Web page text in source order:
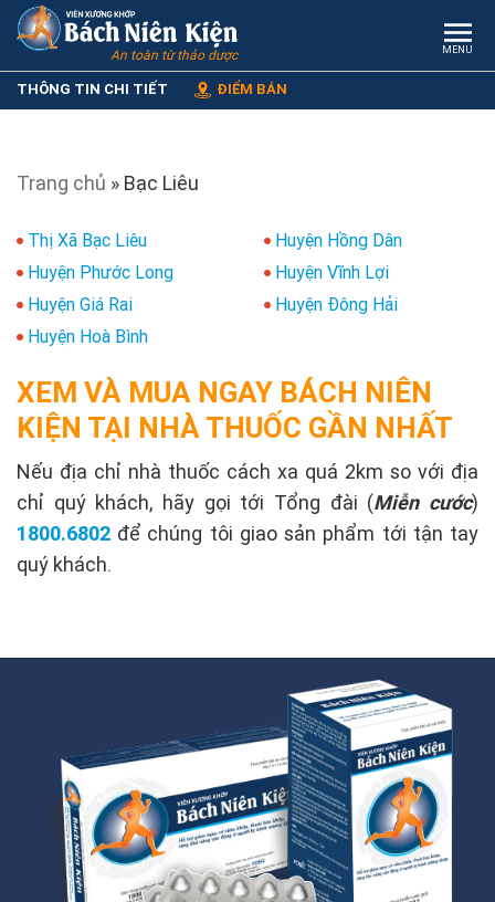
An toàn từ thảo dược MENU
THÔNG TIN CHI TIẾT ĐIỂM BÁN
Trang chủ » Bạc Liêu
Thị Xã Bạc Liêu
Huyện Hồng Dân
Huyện Phước Long
Huyện Vĩnh Lợi
Huyện Giá Rai
Huyện Đông Hải
Huyện Hoà Bình
XEM VÀ MUA NGAY BÁCH NIÊN
KIỆN TẠI NHÀ THUỐC GẦN NHẤT
Nếu địa chỉ nhà thuốc cách xa quá 2km so với địa
chỉ quý khách, hãy gọi tới Tổng đài (Miễn cước)
1800.6802 để chúng tôi giao sản phẩm tới tận tay
quý khách.